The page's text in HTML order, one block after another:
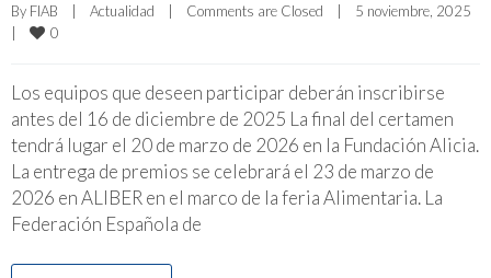
By FIAB | Actualidad | Comments are Closed |
|
0
Los equipos que deseen participar deberán inscribirse
antes del 16 de diciembre de 2025 La final del certamen
tendrá lugar el 20 de marzo de 2026 en la Fundación Alicia.
La entrega de premios se celebrará el 23 de marzo de
2026 en ALIBER en el marco de la feria Alimentaria. La
Federación Española de